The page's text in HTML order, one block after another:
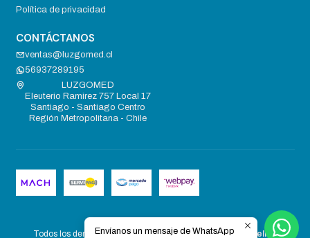
Política de privacidad
CONTÁCTANOS
ventas@luzgomed.cl
56937289195
LUZGOMED
Eleuterio Ramirez 757 Local 17
Santiago - Santiago Centro
Región Metropolitana - Chile
Todos los derechos reservados.Desarrollado por Jumpseller.
Envíanos un mensaje de WhatsApp